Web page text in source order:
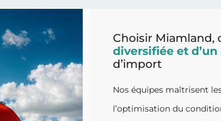
Choisir Miamland,
diversifiée et
d’import
Nos équipes maîtrisent
l’optimisation du